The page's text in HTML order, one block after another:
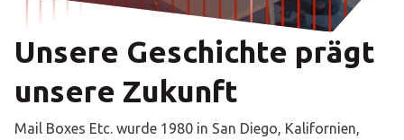
Unsere Geschichte prägt
unsere Zukunft
Mail Boxes Etc. wurde 1980 in San Diego, Kalifornien,